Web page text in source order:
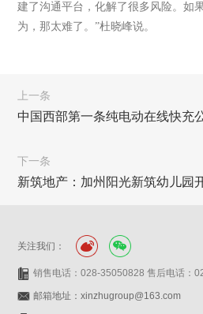
建了沟通平台，化解了很多风险。如
为，那太难了。”杜晓峰说。
上一条
中国西部第一条纯电动在线快充
下一条
新筑地产：加州阳光新筑幼儿园
关注我们：
销售电话：028-35050828 售后电话：
邮箱地址：xinzhugroup@163.com